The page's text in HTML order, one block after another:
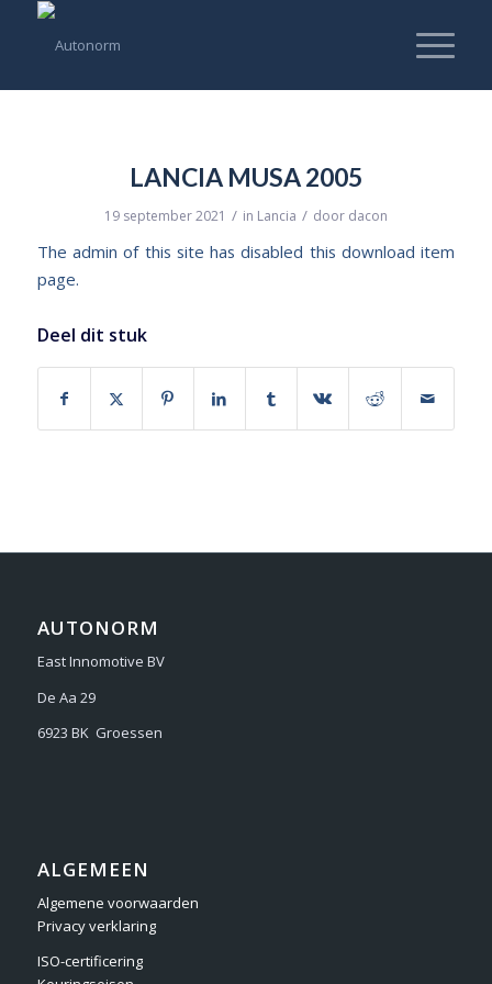
LANCIA MUSA 2005
19 september 2021 / in Lancia / door dacon
The admin of this site has disabled this download item
page.
Deel dit stuk
AUTONORM
East Innomotive BV
De Aa 29
6923 BK Groessen
ALGEMEEN
Algemene voorwaarden
Privacy verklaring
ISO-certificering